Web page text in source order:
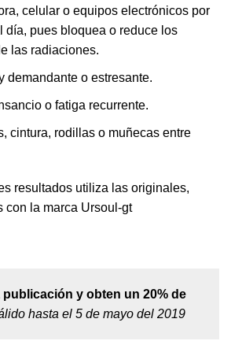
celular o equipos electrónicos por
día, pues bloquea o reduce los
las radiaciones.
demandante o estresante.
o fatiga recurrente.
cintura, rodillas o muñecas entre
resultados utiliza las originales,
con la marca Ursoul-gt
publicación y obten un 20% de
hasta el 5 de mayo del 2019